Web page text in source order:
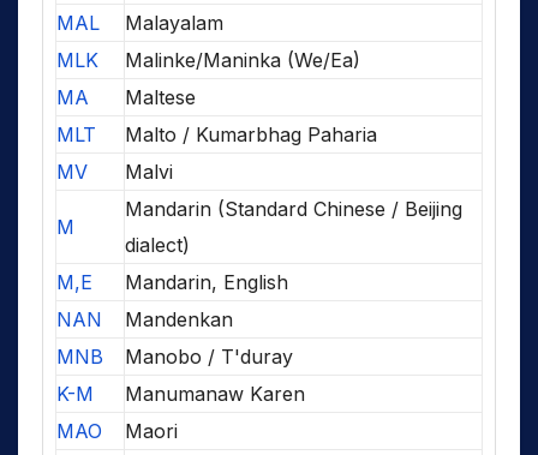
MAL
Malayalam
MLK
Malinke/Maninka (We/Ea)
MA
Maltese
MLT
Malto / Kumarbhag Paharia
MV
Malvi
M
Mandarin (Standard Chinese / Beijing
dialect)
M,E
Mandarin, English
NAN
Mandenkan
MNB
Manobo / T'duray
K-M
Manumanaw Karen
MAO
Maori